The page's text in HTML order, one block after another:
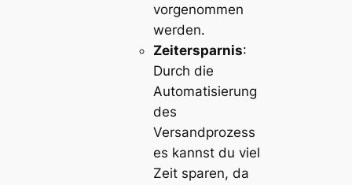
vorgenommen
werden.
Zeitersparnis:
Durch die
Automatisierung
des
Versandprozess
es kannst du viel
Zeit sparen, da